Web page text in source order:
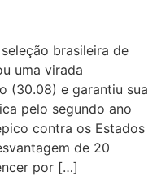
brasileira de
uma virada
(30.08) e garantiu sua
pelo segundo ano
contra os Estados
de 20
por […]